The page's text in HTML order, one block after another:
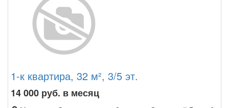
1-к квартира, 32 м², 3/5 эт.
14 000 руб. в месяц